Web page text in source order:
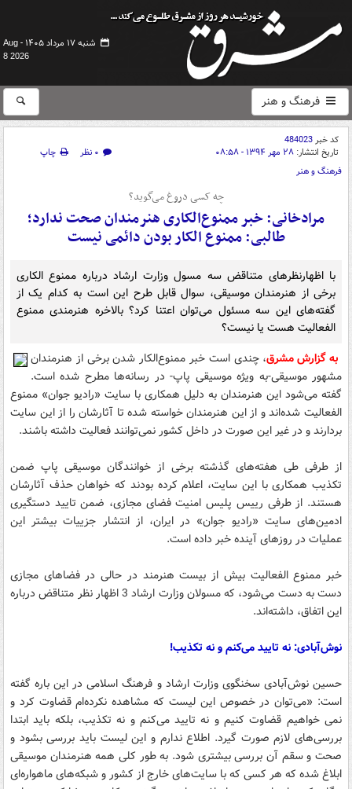
شنبه ۱۷ مرداد ۱۴۰۵ -
Aug
8 2026
فرهنگ و هنر
کد خبر484023
تاریخ انتشار: ۲۸ مهر ۱۳۹۴ - ۰۸:۵۸ ۰ نظر
چاپ
فرهنگ و هنر
چه کسی دروغ می‌گوید؟
مرادخانی: خبر ممنوع‌الکاری هنرمندان صحت ندارد؛
طالبی: ممنوع الکار بودن دائمی نیست
با اظهارنظرهای متناقض سه مسول وزارت ارشاد درباره ممنوع الکاری
برخی از هنرمندان موسیقی، سوال قابل طرح این است به کدام یک از
گفته‌های این سه مسئول می‌توان اعتنا کرد؟ بالاخره هنرمندی ممنوع
الفعالیت هست یا نیست؟
به گزارش مشرق، چندی است خبر ممنوع‌الکار شدن برخی از هنرمندان
مشهور موسیقی-به ویژه موسیقی پاپ- در رسانه‌ها مطرح شده است.
گفته می‌شود این هنرمندان به دلیل همکاری با سایت «رادیو جوان» ممنوع
الفعالیت شده‌اند و از این هنرمندان خواسته شده تا آثارشان را از این سایت
بردارند و در غیر این صورت در داخل کشور نمی‌توانند فعالیت داشته باشند.
از طرفی طی هفته‌های گذشته برخی از خوانندگان موسیقی پاپ ضمن
تکذیب همکاری با این سایت، اعلام کرده بودند که خواهان حذف آثارشان
هستند. از طرفی رییس پلیس امنیت فضای مجازی، ضمن تایید دستگیری
ادمین‌های سایت «رادیو جوان» در ایران، از انتشار جزییات بیشتر این
عملیات در روزهای آینده خبر داده است.
خبر ممنوع الفعالیت بیش از بیست هنرمند در حالی در فضاهای مجازی
دست به دست می‌شود، که مسولان وزارت ارشاد 3 اظهار نظر متناقض درباره
این اتفاق، داشته‌اند.
نوش‌آبادی: نه تایید می‌کنم و نه تکذیب!
حسین نوش‌آبادی سخنگوی وزارت ارشاد و فرهنگ اسلامی در این باره گفته
است: «می‌توان در خصوص این لیست که مشاهده نکرده‌ام قضاوت کرد و
نمی خواهیم قضاوت کنیم و نه تایید می‌کنم و نه تکذیب، بلکه باید ابتدا
بررسی‌های لازم صورت گیرد. اطلاع ندارم و این لیست باید بررسی بشود و
صحت و سقم آن بررسی بیشتری شود. به طور کلی همه هنرمندان موسیقی
ابلاغ شده که هر کسی که با سایت‌های خارج از کشور و شبکه‌های ماهواره‌ای